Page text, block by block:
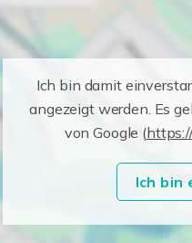
Ich bin damit
angezeigt werden. Es
von Google (
Ich bin